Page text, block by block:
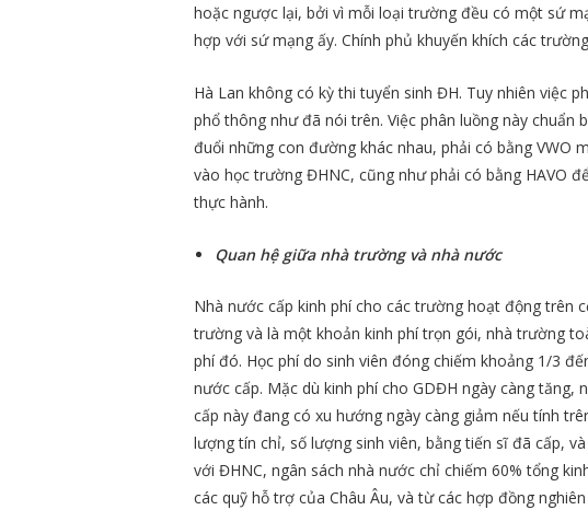
hoặc ngược lại, bởi vì mỗi loại trường đều có một sứ
hợp với sứ mạng ấy. Chính phủ khuyến khích các
Hà Lan không có kỳ thi tuyển sinh ĐH. Tuy nhiên việc
phổ thông như đã nói trên. Việc phân luồng này
đuổi những con đường khác nhau, phải có bằng VWO
vào học trường ĐHNC, cũng như phải có bằng HAVO
thực hành.
Quan hệ giữa nhà trường và nhà nước
Nhà nước cấp kinh phí cho các trường hoạt động trên
trường và là một khoản kinh phí trọn gói, nhà trường
phí đó. Học phí do sinh viên đóng chiếm khoảng 1/3
nước cấp. Mặc dù kinh phí cho GDĐH ngày càng tăng,
cấp này đang có xu hướng ngày càng giảm nếu tính
lượng tín chỉ, số lượng sinh viên, bằng tiến sĩ đã cấp,
với ĐHNC, ngân sách nhà nước chỉ chiếm 60% tổng
các quỹ hỗ trợ của Châu Âu, và từ các hợp đồng